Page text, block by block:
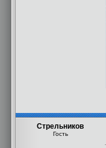
Стрельников
Гость